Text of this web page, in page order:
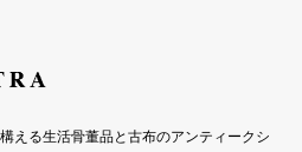
える生活骨董品と古布のアンティークシ